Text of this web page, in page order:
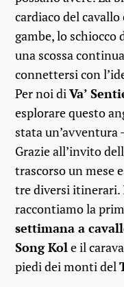
cardiaco del
gambe, lo schiocco
una scossa
connettersi con
Per noi diVa’
esplorare questo
stata un’avventura
Grazie all’invito
trascorso un mese
tre diversi itinerari.
raccontiamo la
settimana a
Song Kole il
piedi dei monti del